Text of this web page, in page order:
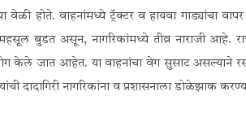
वेळी होते. वाहनांमध्ये ट्रॅक्टर व हायवा गाड्यांचा
महसूल बुडत असून, नागरिकांमध्ये तीव्र नाराजी आहे.
केले जात आहेत. या वाहनांचा वेग सुसाट असल्याने
दादागिरी नागरिकांना व प्रशासनाला डोळेझाक